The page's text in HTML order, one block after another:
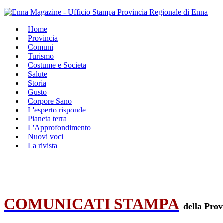
Home
Provincia
Comuni
Turismo
Costume e Societa
Salute
Storia
Gusto
Corpore Sano
L'esperto risponde
Pianeta terra
L'Approfondimento
Nuovi voci
La rivista
COMUNICATI STAMPA della